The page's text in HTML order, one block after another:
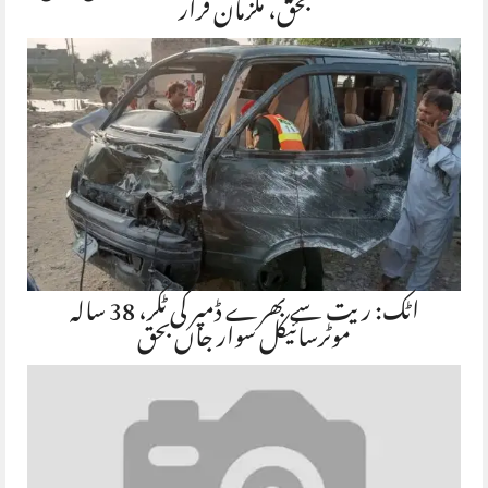
اٹک: ریت سے بھرے ڈمپر کی ٹکر، 38 سالہ موٹرسائیکل سوار جاں بحق